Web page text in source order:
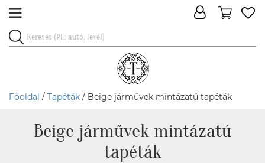
Főoldal / Tapéták / Beige járművek mintázatú tapéták
Beige járművek mintázatú
tapéták